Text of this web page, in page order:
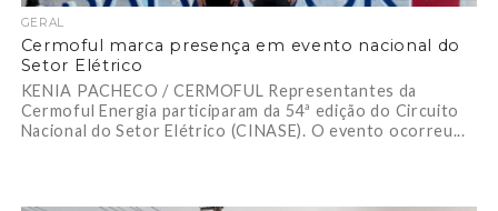
GERAL
Cermoful marca presença em evento nacional do
Setor Elétrico
KENIA PACHECO / CERMOFUL Representantes da
Cermoful Energia participaram da 54ª edição do Circuito
Nacional do Setor Elétrico (CINASE). O evento ocorreu...